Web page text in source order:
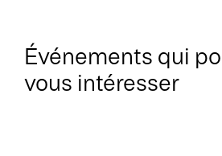
Événements qui
vous intéresser